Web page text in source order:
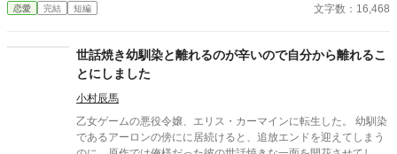
なぜか――キスしてくる。 「黙らせるのにちょうどいい」 いや全
声だだ漏れ令嬢 甘くて騒がしい新婚生活、開幕。
恋愛 完結 短編 文字数：16,468
世話焼き幼馴染と離れるのが辛いので自分から離れるこ
とにしました
小村辰馬
乙女ゲームの悪役令嬢、エリス・カーマインに転生した。 幼馴染
であるアーロンの傍にに居続けると、追放エンドを迎えてしまう